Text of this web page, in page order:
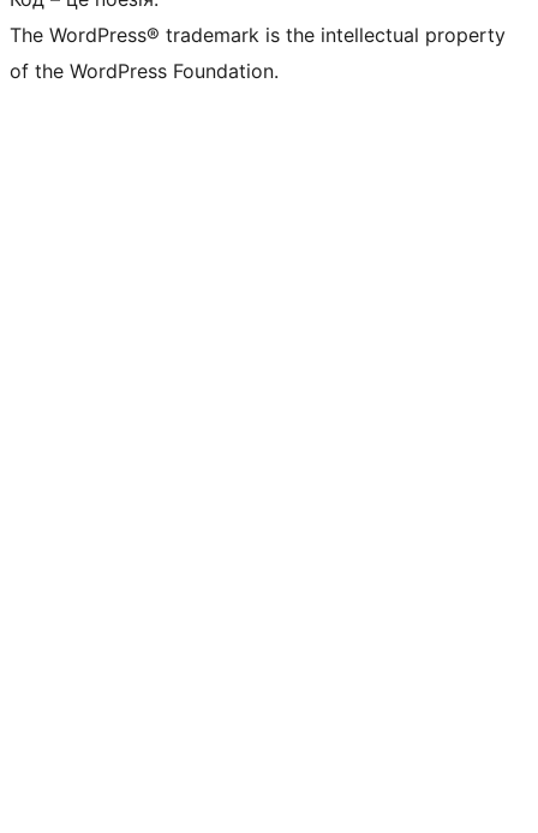
The WordPress® trademark is the intellectual property
of the WordPress Foundation.